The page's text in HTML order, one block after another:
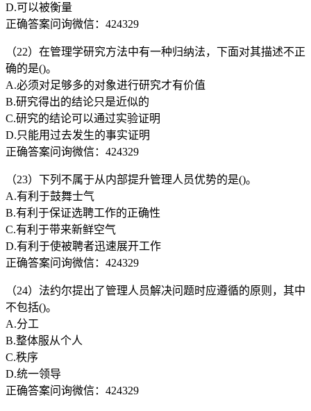
D.可以被衡量
正确答案问询微信：424329
（22）在管理学研究方法中有一种归纳法，下面对其描述不正
确的是()。
A.必须对足够多的对象进行研究才有价值
B.研究得出的结论只是近似的
C.研究的结论可以通过实验证明
D.只能用过去发生的事实证明
正确答案问询微信：424329
（23）下列不属于从内部提升管理人员优势的是()。
A.有利于鼓舞士气
B.有利于保证选聘工作的正确性
C.有利于带来新鲜空气
D.有利于使被聘者迅速展开工作
正确答案问询微信：424329
（24）法约尔提出了管理人员解决问题时应遵循的原则，其中
不包括()。
A.分工
B.整体服从个人
C.秩序
D.统一领导
正确答案问询微信：424329